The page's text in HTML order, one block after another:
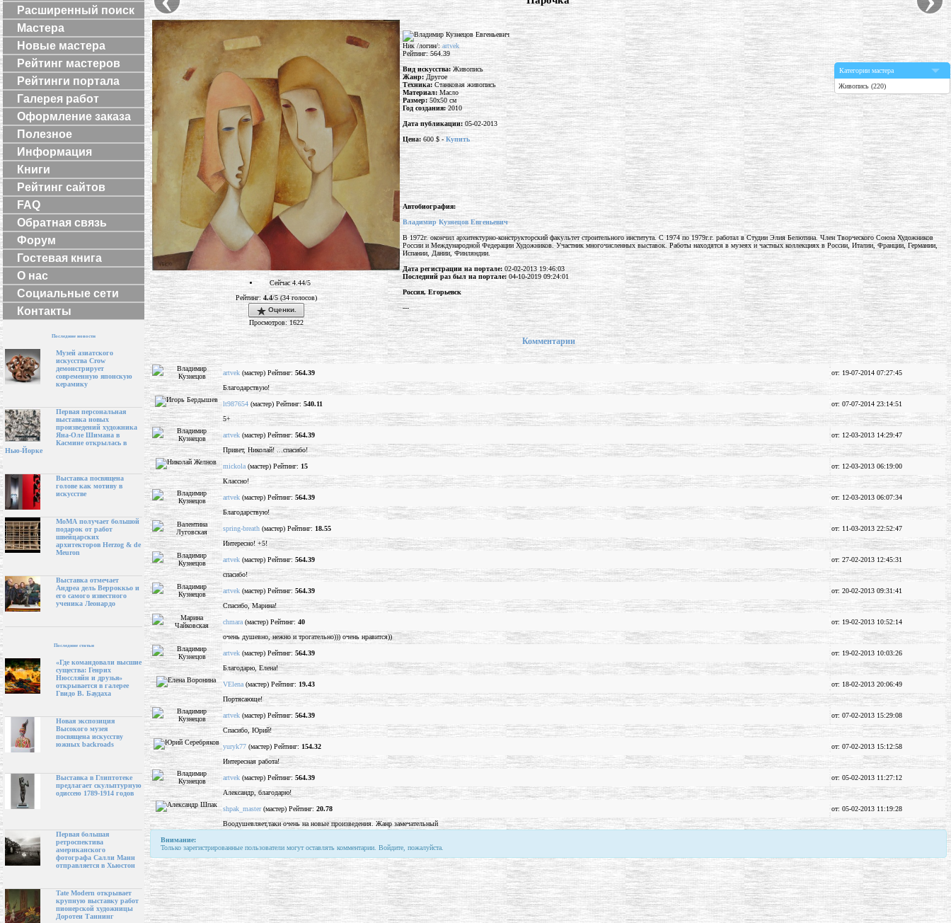
Расширенный поиск
Мастера
Новые мастера
Рейтинг мастеров
Рейтинги портала
Галерея работ
Оформление заказа
Полезное
Информация
Книги
Рейтинг сайтов
FAQ
Обратная связь
Форум
Гостевая книга
О нас
Социальные сети
Контакты
Последние новости
Музей азиатского
искусства Crow
демонстрирует
современную японскую
керамику
Первая персональная
выставка новых
произведений художника
Яна-Оле Шимана в
Касмине открылась в
Нью-Йорке
Выставка посвящена
голове как мотиву в
искусстве
МоМА получает большой
подарок от работ
швейцарских
архитекторов Herzog & de
Meuron
Выставка отмечает
Андреа дель Верроккьо и
его самого известного
ученика Леонардо
Последние статьи
«Где командовали высшие
существа: Генрих
Нюссляйн и друзья»
открывается в галерее
Гвидо В. Баудаха
Новая экспозиция
Высокого музея
посвящена искусству
южных backroads
Выставка в Глиптотеке
предлагает скульптурную
одиссею 1789-1914 годов
Первая большая
ретроспектива
американского
фотографа Салли Манн
отправляется в Хьюстон
Tate Modern открывает
крупную выставку работ
пионерской художницы
Доротеи Таннинг
Сейчас 4.44/5
Рейтинг: 4.4/5 (34 голосов)
Оценки.
Просмотров: 1622
Ник /логин/:artvek
Рейтинг: 564.39
Вид искусства: Живопись
Жанр: Другое
Техника:Станковая живопись
Материал:Масло
Размер:50x50 см
Год создания:2010
Дата публикации: 05-02-2013
Цена:600 $ - Купить
Категории мастера
Живопись (220)
Автобиография:
Владимир Кузнецов Евгеньевич
В 1972г. окончил архитектурно-конструкторский факультет строительного института. С 1974 по 1979г.г. работал в Студии Элия Белютина. Член Творческого Союза Художников
России и Международной Федерации Художников. Участник многочисленных выставок. Работы находятся в музеях и частных коллекциях в России, Италии, Франции, Германии,
Испании, Дании, Финляндии.
Дата регистрации на портале:02-02-2013 19:46:03
Последний раз был на портале:04-10-2019 09:24:01
Россия, Егорьевск
---
Комментарии
artvek (мастер) Рейтинг: 564.39
от: 19-07-2014 07:27:45
Благодарствую!
lt987654 (мастер) Рейтинг: 540.11
от: 07-07-2014 23:14:51
5+
artvek (мастер) Рейтинг: 564.39
от: 12-03-2013 14:29:47
Привет, Николай! ...спасибо!
mickola (мастер) Рейтинг: 15
от: 12-03-2013 06:19:00
Классно!
artvek (мастер) Рейтинг: 564.39
от: 12-03-2013 06:07:34
Благодарствую!
spring-breath (мастер) Рейтинг: 18.55
от: 11-03-2013 22:52:47
Интересно! +5!
artvek (мастер) Рейтинг: 564.39
от: 27-02-2013 12:45:31
спасибо!
artvek (мастер) Рейтинг: 564.39
от: 20-02-2013 09:31:41
Спасибо, Марина!
chmara (мастер) Рейтинг: 40
от: 19-02-2013 10:52:14
очень душевно, нежно и трогательно))) очень нравится))
artvek (мастер) Рейтинг: 564.39
от: 19-02-2013 10:03:26
Благодарю, Елена!
VElena (мастер) Рейтинг: 19.43
от: 18-02-2013 20:06:49
Портясающе!
artvek (мастер) Рейтинг: 564.39
от: 07-02-2013 15:29:08
Спасибо, Юрий!
yuryk77 (мастер) Рейтинг: 154.32
от: 07-02-2013 15:12:58
Интересная работа!
artvek (мастер) Рейтинг: 564.39
от: 05-02-2013 11:27:12
Александр, благодарю!
shpak_master(мастер) Рейтинг: 20.78
от: 05-02-2013 11:19:28
Воодушевляет,таки очень на новые произведения. Жанр замечательный
Внимание:
Только зарегистрированные пользователи могут оставлять комментарии. Войдите, пожалуйста.